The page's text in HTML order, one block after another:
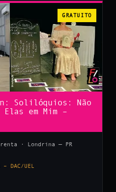
GRATUITO
Solilóquios: Não
em Mim –
· Londrina — PR
DAC/UEL